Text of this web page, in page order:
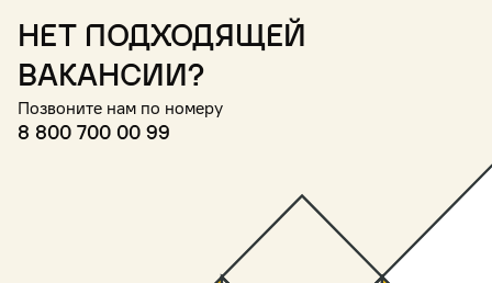
Нет подходящей
вакансии?
Позвоните нам по номеру
8 800 700 00 99